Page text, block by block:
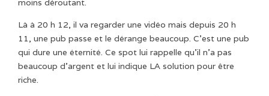
moins déroutant.
Là à 20 h 12, il va regarder une vidéo mais depuis 20 h
11, une pub passe et le dérange beaucoup. C’est une pub
qui dure une éternité. Ce spot lui rappelle qu’il n’a pas
beaucoup d’argent et lui indique LA solution pour être
riche.